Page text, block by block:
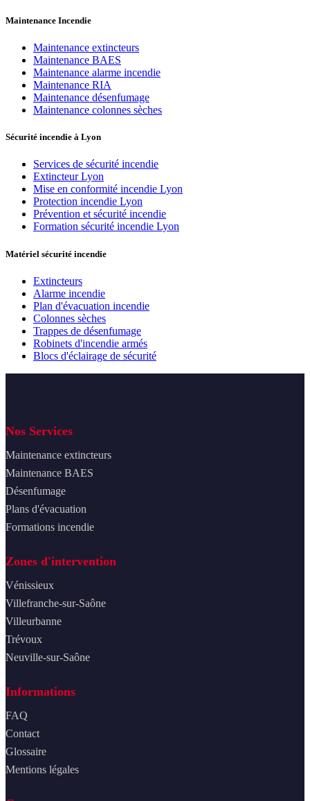
Maintenance Incendie
Maintenance extincteurs
Maintenance BAES
Maintenance alarme incendie
Maintenance RIA
Maintenance désenfumage
Maintenance colonnes sèches
Sécurité incendie à Lyon
Services de sécurité incendie
Extincteur Lyon
Mise en conformité incendie Lyon
Protection incendie Lyon
Prévention et sécurité incendie
Formation sécurité incendie Lyon
Matériel sécurité incendie
Extincteurs
Alarme incendie
Plan d'évacuation incendie
Colonnes sèches
Trappes de désenfumage
Robinets d'incendie armés
Blocs d'éclairage de sécurité
Nos Services
Maintenance extincteurs
Maintenance BAES
Désenfumage
Plans d'évacuation
Formations incendie
Zones d'intervention
Vénissieux
Villefranche-sur-Saône
Villeurbanne
Trévoux
Neuville-sur-Saône
Informations
FAQ
Contact
Glossaire
Mentions légales